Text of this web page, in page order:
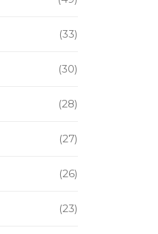
(33)
(30)
(28)
(27)
(26)
(23)